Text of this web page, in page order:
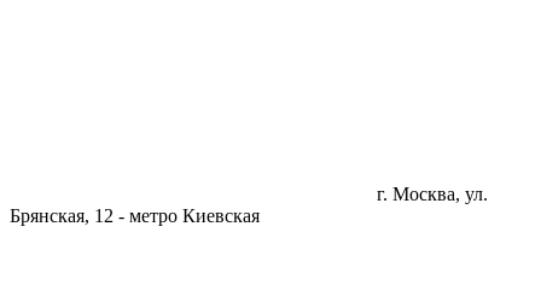
г. Москва, ул.
Брянская, 12 - метро Киевская